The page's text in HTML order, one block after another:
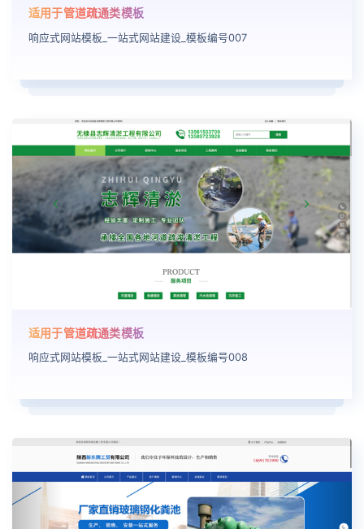
适用于管道疏通类模板
响应式网站模板_一站式网站建设_模板编号007
适用于管道疏通类模板
响应式网站模板_一站式网站建设_模板编号008